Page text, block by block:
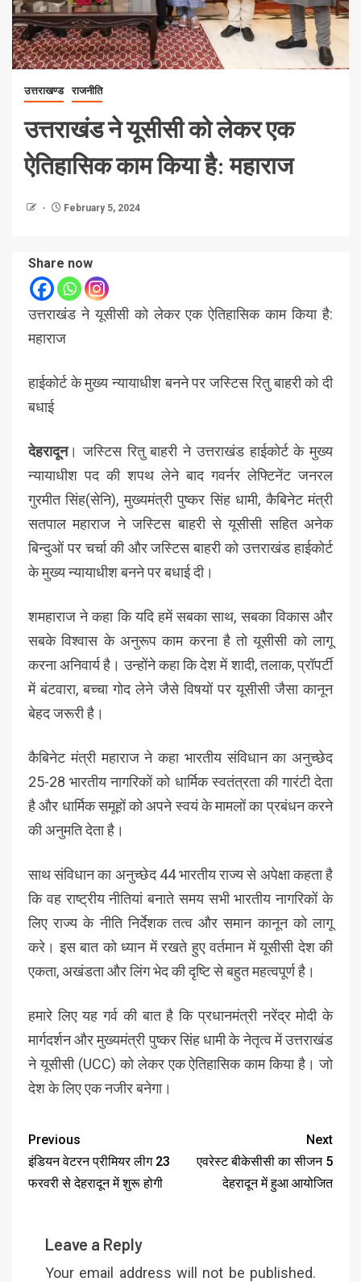
उत्तराखण्ड राजनीति
उत्तराखंड ने यूसीसी को लेकर एक
ऐतिहासिक काम किया है: महाराज
February 5, 2024
Share now
उत्तराखंड ने यूसीसी को लेकर एक ऐतिहासिक काम किया है:
महाराज
हाईकोर्ट के मुख्य न्यायाधीश बनने पर जस्टिस रितु बाहरी को दी
बधाई
देहरादून। जस्टिस रितु बाहरी ने उत्तराखंड हाईकोर्ट के मुख्य
न्यायाधीश पद की शपथ लेने बाद गवर्नर लेफ्टिनेंट जनरल
गुरमीत सिंह(सेनि), मुख्यमंत्री पुष्कर सिंह धामी, कैबिनेट मंत्री
सतपाल महाराज ने जस्टिस बाहरी से यूसीसी सहित अनेक
बिन्दुओं पर चर्चा की और जस्टिस बाहरी को उत्तराखंड हाईकोर्ट
के मुख्य न्यायाधीश बनने पर बधाई दी।
शमहाराज ने कहा कि यदि हमें सबका साथ, सबका विकास और
सबके विश्वास के अनुरूप काम करना है तो यूसीसी को लागू
करना अनिवार्य है। उन्होंने कहा कि देश में शादी, तलाक, प्रॉपर्टी
में बंटवारा, बच्चा गोद लेने जैसे विषयों पर यूसीसी जैसा कानून
बेहद जरूरी है।
कैबिनेट मंत्री महाराज ने कहा भारतीय संविधान का अनुच्छेद
25-28 भारतीय नागरिकों को धार्मिक स्वतंत्रता की गारंटी देता
है और धार्मिक समूहों को अपने स्वयं के मामलों का प्रबंधन करने
की अनुमति देता है।
साथ संविधान का अनुच्छेद 44 भारतीय राज्य से अपेक्षा कहता है
कि वह राष्ट्रीय नीतियां बनाते समय सभी भारतीय नागरिकों के
लिए राज्य के नीति निर्देशक तत्व और समान कानून को लागू
करे। इस बात को ध्यान में रखते हुए वर्तमान में यूसीसी देश की
एकता, अखंडता और लिंग भेद की दृष्टि से बहुत महत्वपूर्ण है।
हमारे लिए यह गर्व की बात है कि प्रधानमंत्री नरेंद्र मोदी के
मार्गदर्शन और मुख्यमंत्री पुष्कर सिंह धामी के नेतृत्व में उत्तराखंड
ने यूसीसी (UCC) को लेकर एक ऐतिहासिक काम किया है। जो
देश के लिए एक नजीर बनेगा।
Previous
इंडियन वेटरन प्रीमियर लीग 23
फरवरी से देहरादून में शुरू होगी
Next
एवरेस्ट बीकेसीसी का सीजन 5
देहरादून में हुआ आयोजित
Leave a Reply
Your email address will not be published.